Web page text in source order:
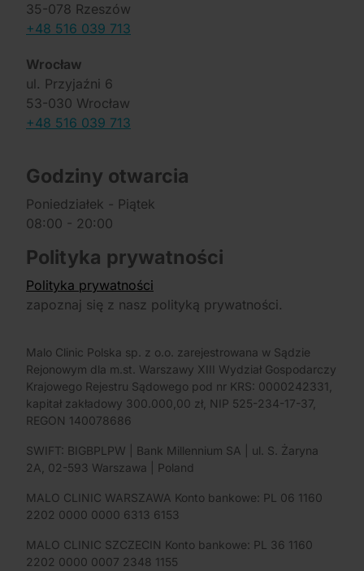
35-078 Rzeszów
+48 516 039 713
Wrocław
ul. Przyjaźni 6
53-030 Wrocław
+48 516 039 713
Godziny otwarcia
Poniedziałek - Piątek
08:00 - 20:00
Polityka prywatności
Polityka prywatności
zapoznaj się z nasz polityką prywatności.
Malo Clinic Polska sp. z o.o. zarejestrowana w Sądzie
Rejonowym dla m.st. Warszawy XIII Wydział Gospodarczy
Krajowego Rejestru Sądowego pod nr KRS: 0000242331,
kapitał zakładowy 300.000,00 zł, NIP 525-234-17-37,
REGON 140078686
SWIFT: BIGBPLPW | Bank Millennium SA | ul. S. Żaryna
2A, 02-593 Warszawa | Poland
MALO CLINIC WARSZAWA Konto bankowe: PL 06 1160
2202 0000 0000 6313 6153
MALO CLINIC SZCZECIN Konto bankowe: PL 36 1160
2202 0000 0007 2348 1155